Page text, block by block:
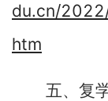
du.cn/
htm
五、复